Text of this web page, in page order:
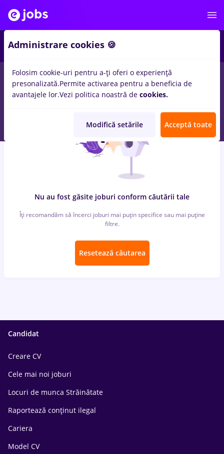
locuri de muncacu salarii pizzer, Part timeinIasi (Iasi)
Student, Fara experientainTransport / Distributie
Nu au fost găsite joburi conform căutării tale
Îți recomandăm să încerci joburi mai puțin specifice sau mai puține
filtre.
Resetează căutarea
Candidat
Creare CV
Cele mai noi joburi
Locuri de munca Străinătate
Raportează conținut ilegal
Cariera
Model CV
Administrare cookies 🍪
Folosim cookie-uri pentru a-ți oferi o experiență
presonalizată.Permite activarea pentru a beneficia de
avantajele lor.Vezi politica noastră de cookies.
Modifică setările Acceptă toate